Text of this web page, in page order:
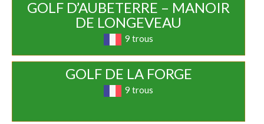
GOLF D’AUBETERRE – MANOIR
DE LONGEVEAU
9 trous
GOLF DE LA FORGE
9 trous